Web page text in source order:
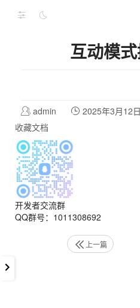
互动模
admin 2025年3月12
收藏文档
开发者交流群
QQ群号：1011308692
上一篇